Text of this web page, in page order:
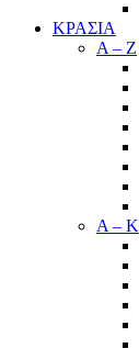
ΚΡΑΣΙΑ
A – Z
Α – Κ